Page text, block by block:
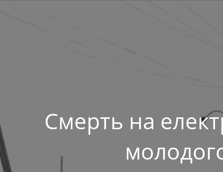
Смерть на